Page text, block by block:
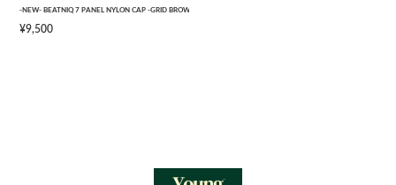
-NEW- BEATNIQ 7 PANEL NYLON CAP -GRID BROWN CAMOUFLAGE- [ONE SIZE]
¥9,500